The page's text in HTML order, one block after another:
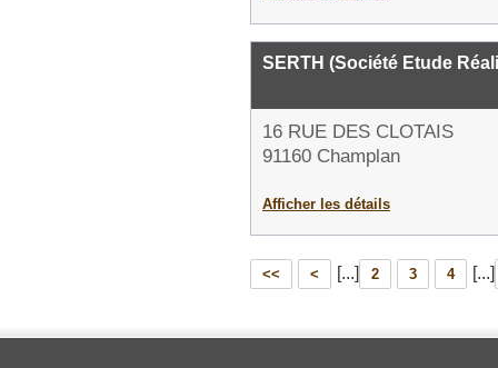
SERTH (Société Etude
16 RUE DES CLOTAIS
91160 Champlan
Afficher les détails
<< < [...] 2 3 4 [...]